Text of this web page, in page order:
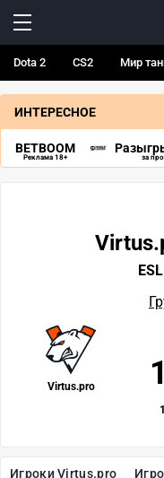
Dota 2 CS2 Мир
ИНТЕРЕСНОЕ
BETBOOM
Реклама 18+ за
Игроки Virtus.pro
Virtus.pro